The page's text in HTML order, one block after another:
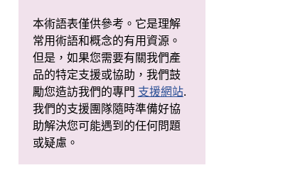
本術語表僅供參考。它是理解
常用術語和概念的有用資源。
但是，如果您需要有關我們產
品的特定支援或協助，我們鼓
勵您造訪我們的專門 支援網站.
我們的支援團隊隨時準備好協
助解決您可能遇到的任何問題
或疑慮。